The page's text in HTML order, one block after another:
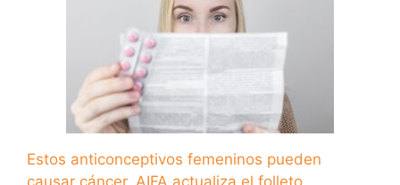
Estos anticonceptivos femeninos pueden
causar cáncer, AIFA actualiza el folleto